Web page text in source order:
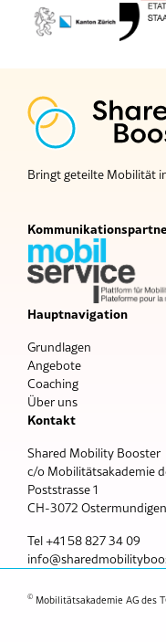
Bringt geteilte Mobilität
Hauptnavigation
Grundlagen
Angebote
Coaching
Über uns
Kontakt
Shared Mobility Booster
c/o Mobilitätsakademie
Poststrasse 1
CH-3072 Ostermundigen
Tel +41 58 827 34 09
nf
sh r dm b ltyb
© Mobilitätsakademie AG des